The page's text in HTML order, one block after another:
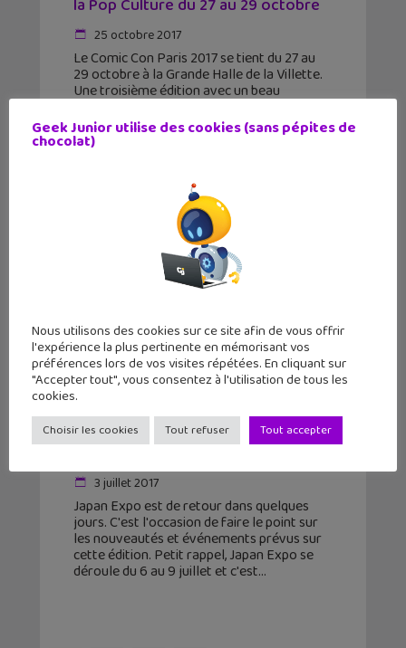
la Pop Culture du 27 au 29 octobre
25 octobre 2017
Le Comic Con Paris 2017 se tient du 27 au
29 octobre à la Grande Halle de la Villette.
Une troisième édition avec un beau
Culture ! Le festival
Japan Expo (6 au 9 juillet 2017) fête
3 juillet 2017
Japan Expo est de retour dans quelques
jours. C'est l'occasion de faire le point sur
les nouveautés et événements prévus sur
cette édition. Petit rappel, Japan Expo se
déroule du 6 au 9 juillet et c'est
Geek Junior utilise des cookies (sans pépites de
chocolat)
Nous utilisons des cookies sur ce site afin de vous offrir
l'expérience la plus pertinente en mémorisant vos
préférences lors de vos visites répétées. En cliquant sur
"Accepter tout", vous consentez à l'utilisation de tous les
cookies.
Choisir les cookies Tout refuser Tout accepter